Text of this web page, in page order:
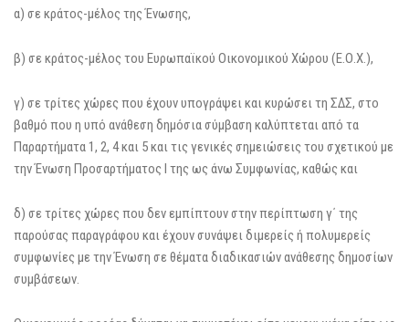
α) σε κράτος-μέλος της Ένωσης,
β) σε κράτος-μέλος του Ευρωπαϊκού Οικονομικού Χώρου (Ε.Ο.Χ.),
γ) σε τρίτες χώρες που έχουν υπογράψει και κυρώσει τη ΣΔΣ, στο
βαθμό που η υπό ανάθεση δημόσια σύμβαση καλύπτεται από τα
Παραρτήματα 1, 2, 4 και 5 και τις γενικές σημειώσεις του σχετικού με
την Ένωση Προσαρτήματος I της ως άνω Συμφωνίας, καθώς και
δ) σε τρίτες χώρες που δεν εμπίπτουν στην περίπτωση γ΄ της
παρούσας παραγράφου και έχουν συνάψει διμερείς ή πολυμερείς
συμφωνίες με την Ένωση σε θέματα διαδικασιών ανάθεσης δημοσίων
συμβάσεων.